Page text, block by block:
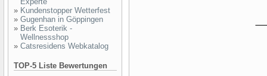
» Kundenstopper Wetterfest
» Gugenhan in Göppingen
» Berk Esoterik -
Wellnessshop
» Catsresidens Webkatalog
TOP-5 Liste Bewertungen